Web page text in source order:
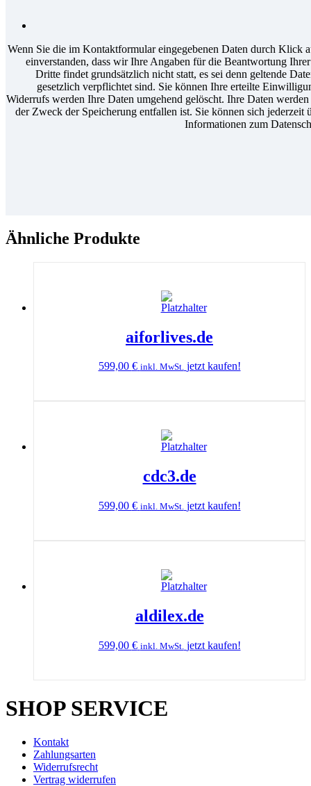
Wenn Sie die im Kontaktformular eingegebenen Daten durch Klick
einverstanden, dass wir Ihre Angaben für die Beantwortung
Dritte findet grundsätzlich nicht statt, es sei denn geltende
gesetzlich verpflichtet sind. Sie können Ihre erteilte
Widerrufs werden Ihre Daten umgehend gelöscht. Ihre Daten
der Zweck der Speicherung entfallen ist. Sie können sich
Informationen zum
Ähnliche Produkte
aiforlives.de
599,00 € inkl. MwSt. jetzt kaufen!
cdc3.de
599,00 € inkl. MwSt. jetzt kaufen!
aldilex.de
599,00 € inkl. MwSt. jetzt kaufen!
SHOP SERVICE
Kontakt
Zahlungsarten
Widerrufsrecht
Vertrag widerrufen